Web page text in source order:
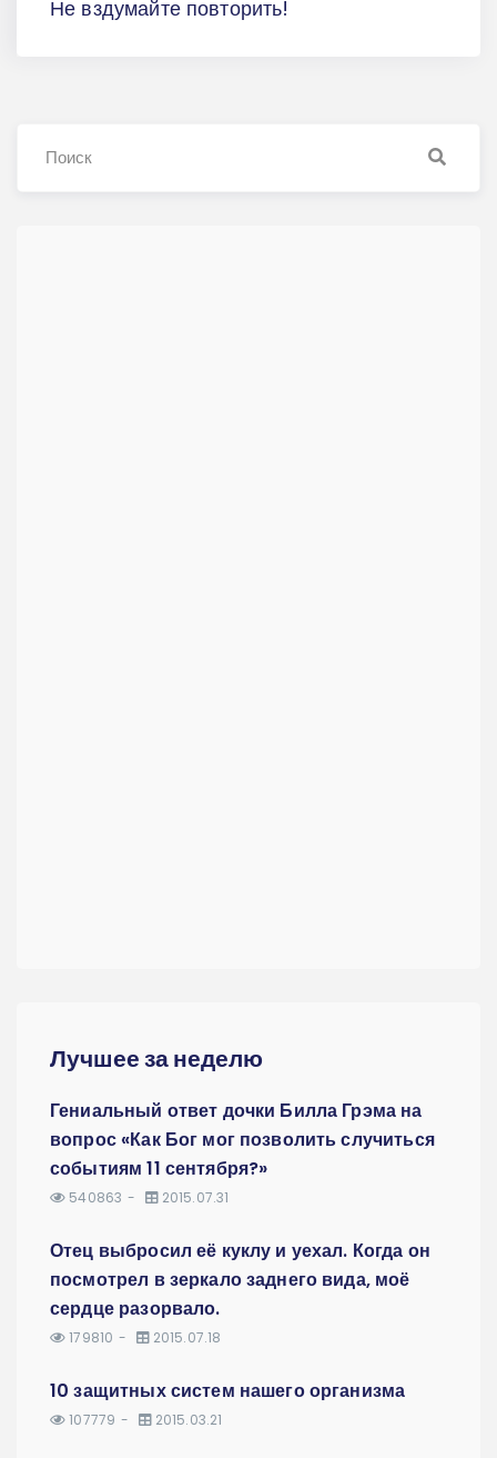
Не вздумайте повторить!
Лучшее за неделю
Гениальный ответ дочки Билла Грэма на
вопрос «Как Бог мог позволить случиться
событиям 11 сентября?»
540863 2015.07.31
Отец выбросил её куклу и уехал. Когда он
посмотрел в зеркало заднего вида, моё
сердце разорвало.
179810 2015.07.18
10 защитных систем нашего организма
107779 2015.03.21